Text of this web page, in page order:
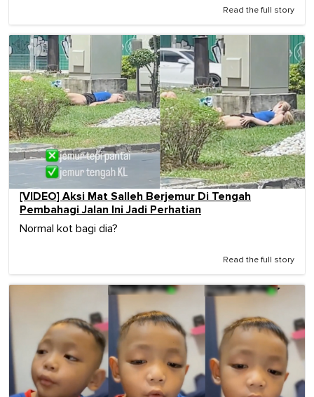
Read the full story
[VIDEO] Aksi Mat Salleh Berjemur Di Tengah
Pembahagi Jalan Ini Jadi Perhatian
Normal kot bagi dia?
Read the full story